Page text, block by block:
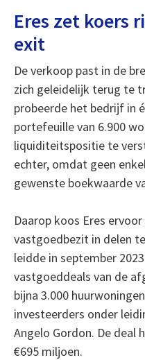
Eres zet koers
exit
De verkoop past in de
zich geleidelijk terug te
probeerde het bedrijf in
portefeuille van 6.900
liquiditeitspositie te
echter, omdat geen
gewenste boekwaarde
Daarop koos Eres
vastgoedbezit in delen
leidde in september
vastgoeddeals van de
bijna 3.000
investeerders onder
Angelo Gordon. De deal
€695 miljoen.